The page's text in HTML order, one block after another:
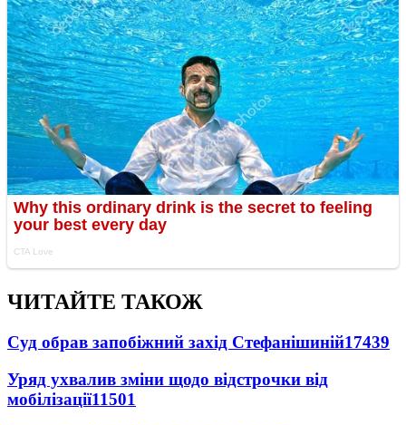
ЧИТАЙТЕ ТАКОЖ
Суд обрав запобіжний захід Стефанішиній17439
Уряд ухвалив зміни щодо відстрочки від
мобілізації11501